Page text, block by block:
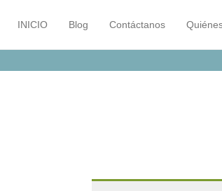
Menú principal
Saltar al contenido
INICIO Blog Contáctanos